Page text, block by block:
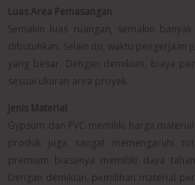
Luas Area Pemasangan
Semakin luas ruangan, semakin
dibutuhkan. Selain itu, waktu pengerjaan
yang besar. Dengan demikian, biaya
sesuai ukuran area proyek.
Jenis Material
Gypsum dan PVC memiliki harga
produk juga sangat memengaruhi
premium biasanya memiliki daya
Dengan demikian, pemilihan material